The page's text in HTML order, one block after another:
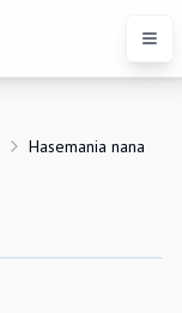
Hasemania nana